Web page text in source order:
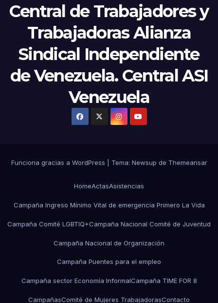
Central de Trabajadores y
Trabajadoras Alianza
Sindical Independiente
de Venezuela. Central ASI
Venezuela
Funciona gracias a WordPress Tema: Newsup de Themeansar
HomeActasAsistencias
Campaña Ingreso Mínimo Vital de emergencia Primero La Vida
Campaña Comité LGBTIQ+Campaña Nacional Comité de Juventud
Campaña Nacional de Organización
Campaña Puentes para el empleo
Campaña sector Economía InformalCampaña TIME FOR 8
CampañasComité de Mujeres TrabajadorasContacto